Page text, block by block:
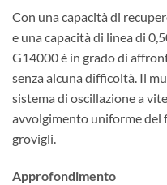
Con una capacità di
e una capacità di linea di
G14000 è in grado di
senza alcuna difficoltà. Il
sistema di oscillazione a
avvolgimento uniforme del
grovigli.
Approfondimento